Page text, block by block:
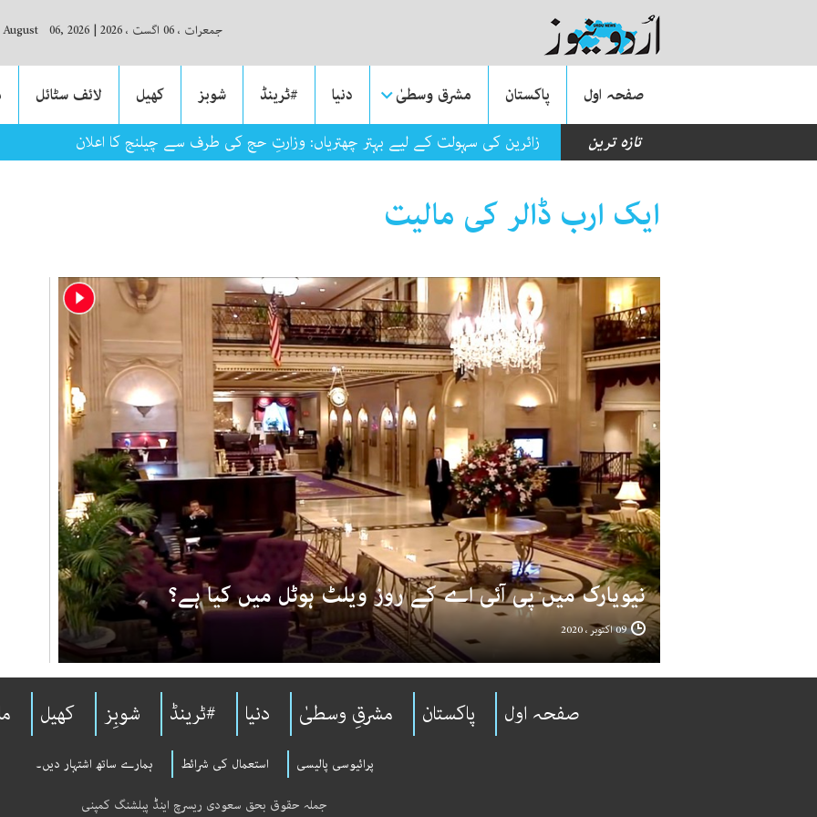
جمعرات ، 06 اگست ، 2026 |
06, 2026
صفحہ اول پاکستان مشرق وسطیٰ دنیا #ٹرینڈ شوبز کھیل لائف سٹائل
تازہ ترین
زائرین کی سہولت کے لیے بہتر چھتریاں: وزارتِ حج کی طرف سے چیلنج کا اعلان
ایک ارب ڈالر کی مالیت
نیویارک میں پی آئی اے کے روز ویلٹ ہوٹل میں کیا ہے؟
09 اکتوبر ، 2020
صفحہ اول پاکستان مشرقِ وسطیٰ دنیا #ٹرینڈ شوبِز کھیل
پرائیوسی پالیسی استعمال کی شرائط ہمارے ساتھ اشتہار دیں۔
جملہ حقوق بحق سعودی ریسرچ اینڈ پبلشنگ کمپنی